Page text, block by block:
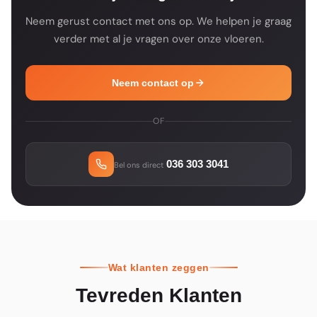
Neem gerust contact met ons op. We helpen je graag
verder met al je vragen over onze vloeren.
Neem contact op
OF
Bel ons direct 036 303 3041
Wat klanten zeggen
Tevreden Klanten